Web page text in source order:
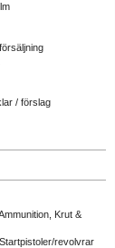
/ förslag
Krut &
revolvrar